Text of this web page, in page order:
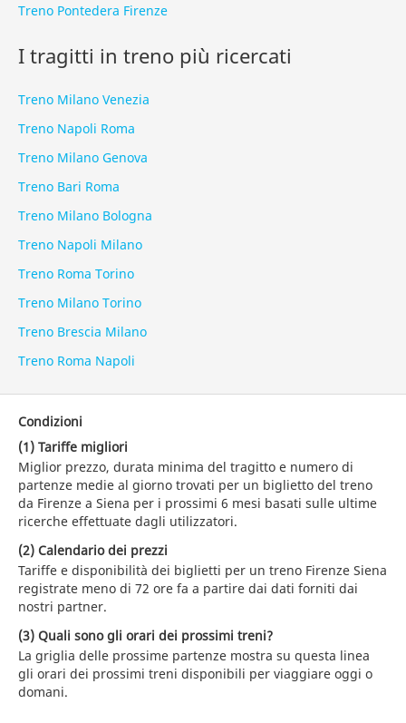
Treno Pontedera Firenze
I tragitti in treno più ricercati
Treno Milano Venezia
Treno Napoli Roma
Treno Milano Genova
Treno Bari Roma
Treno Milano Bologna
Treno Napoli Milano
Treno Roma Torino
Treno Milano Torino
Treno Brescia Milano
Treno Roma Napoli
Condizioni
(1) Tariffe migliori
Miglior prezzo, durata minima del tragitto e numero di
partenze medie al giorno trovati per un biglietto del treno
da Firenze a Siena per i prossimi 6 mesi basati sulle ultime
ricerche effettuate dagli utilizzatori.
(2) Calendario dei prezzi
Tariffe e disponibilità dei biglietti per un treno Firenze Siena
registrate meno di 72 ore fa a partire dai dati forniti dai
nostri partner.
(3) Quali sono gli orari dei prossimi treni?
La griglia delle prossime partenze mostra su questa linea
gli orari dei prossimi treni disponibili per viaggiare oggi o
domani.